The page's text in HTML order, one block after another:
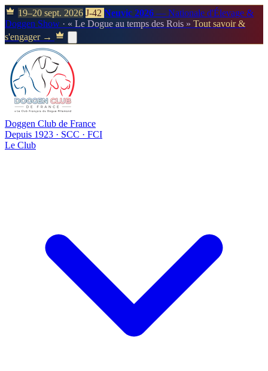
19–20 sept. 2026 J-42 Neuvic 2026 — Nationale d'Élevage &
Doggen Show · « Le Dogue au temps des Rois » Tout savoir &
s'engager →
Doggen Club de France
Depuis 1923 · SCC · FCI
Le Club